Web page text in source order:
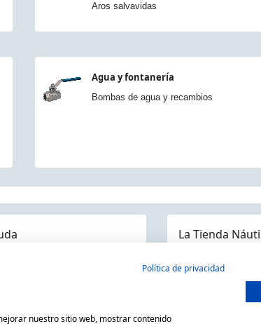
Aros salvavidas
Agua y fontanería
Bombas de agua y recambios
La Tienda
MARSAL
Política de privacidad
nuestro sitio web, mostrar contenido